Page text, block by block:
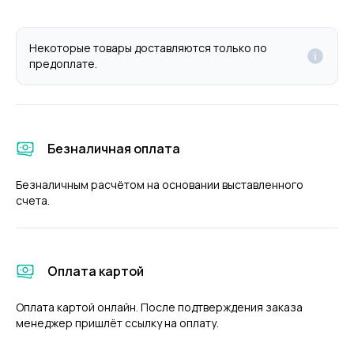
Некоторые товары доставляются только по
предоплате.
Безналичная оплата
Безналичным расчётом на основании выставленного
счета.
Оплата картой
Оплата картой онлайн. После подтверждения заказа
менеджер пришлёт ссылку на оплату.